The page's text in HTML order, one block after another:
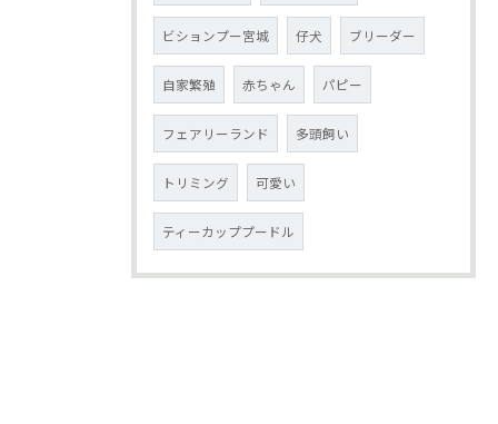
ビションプー宮城 仔犬 ブリーダー
自家繁殖 赤ちゃん パピー
フェアリーランド 多頭飼い
トリミング 可愛い
ティーカッププードル